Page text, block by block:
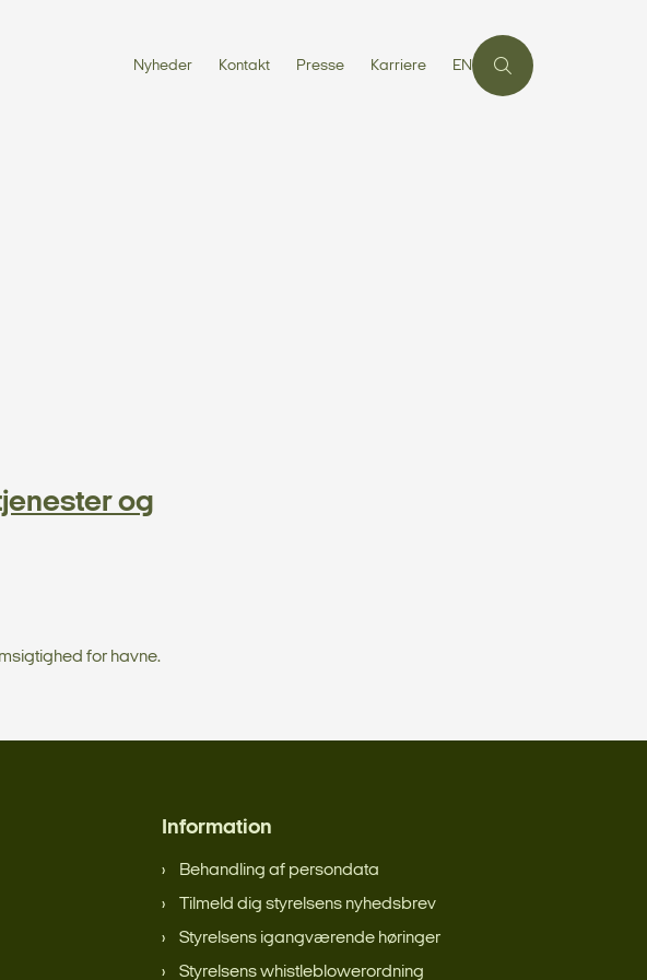
Nyheder Kontakt Presse Karriere EN
og
for havne.
Information
Behandling af persondata
Tilmeld dig styrelsens nyhedsbrev
Styrelsens igangværende høringer
Styrelsens whistleblowerordning